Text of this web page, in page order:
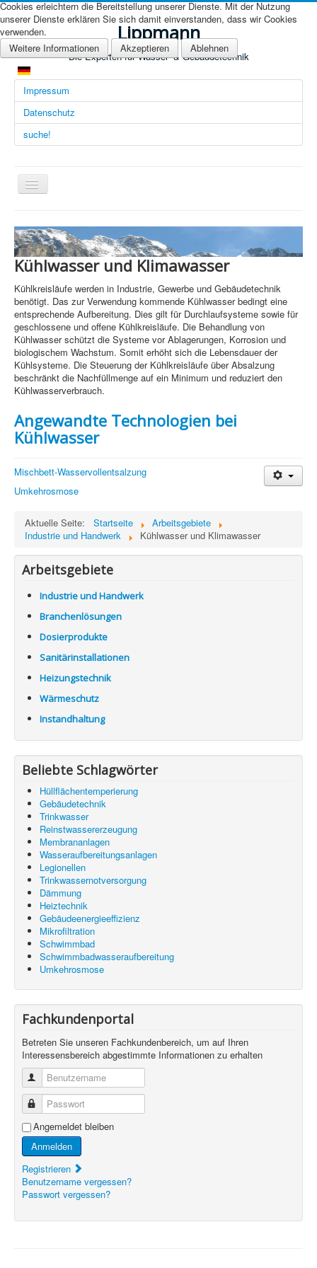
Lippmann
Die Experten für Wasser- & Gebäudetechnik
Impressum
Datenschutz
suche!
Navigation
an/aus
Startseite (Übersicht)
Arbeitsgebiete
Technologien
Information
Produkte & Services
Kühlwasser und Klimawasser
Kühlkreisläufe werden in Industrie, Gewerbe und Gebäudetechnik
benötigt. Das zur Verwendung kommende Kühlwasser bedingt eine
entsprechende Aufbereitung. Dies gilt für Durchlaufsysteme sowie für
geschlossene und offene Kühlkreisläufe. Die Behandlung von
Kühlwasser schützt die Systeme vor Ablagerungen, Korrosion und
biologischem Wachstum. Somit erhöht sich die Lebensdauer der
Kühlsysteme. Die Steuerung der Kühlkreisläufe über Absalzung
beschränkt die Nachfüllmenge auf ein Minimum und reduziert den
Kühlwasserverbrauch.
Angewandte Technologien bei
Kühlwasser
Mischbett-Wasservollentsalzung
Umkehrosmose
Aktuelle Seite: Startseite
Arbeitsgebiete
Industrie und Handwerk
Kühlwasser und Klimawasser
Arbeitsgebiete
Industrie und Handwerk
Branchenlösungen
Dosierprodukte
Sanitärinstallationen
Heizungstechnik
Wärmeschutz
Instandhaltung
Beliebte Schlagwörter
Hüllflächentemperierung
Gebäudetechnik
Trinkwasser
Reinstwassererzeugung
Membrananlagen
Wasseraufbereitungsanlagen
Legionellen
Trinkwassernotversorgung
Dämmung
Heiztechnik
Gebäudeenergieeffizienz
Mikrofiltration
Schwimmbad
Schwimmbadwasseraufbereitung
Umkehrosmose
Fachkundenportal
Betreten Sie unseren Fachkundenbereich, um auf Ihren
Interessensbereich abgestimmte Informationen zu erhalten
Benutzername
Passwort
Angemeldet bleiben
Anmelden
Registrieren
Benutzername vergessen?
Passwort vergessen?
Cookies erleichtern die Bereitstellung unserer Dienste. Mit der Nutzung
unserer Dienste erklären Sie sich damit einverstanden, dass wir Cookies
verwenden.
Weitere Informationen
Akzeptieren Ablehnen